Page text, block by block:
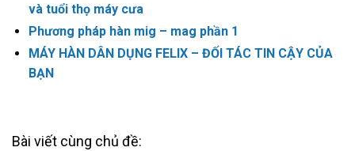
và tuổi thọ máy cưa
Phương pháp hàn mig – mag phần 1
MÁY HÀN DÂN DỤNG FELIX – ĐỐI TÁC TIN CẬY CỦA
BẠN
Bài viết cùng chủ đề: